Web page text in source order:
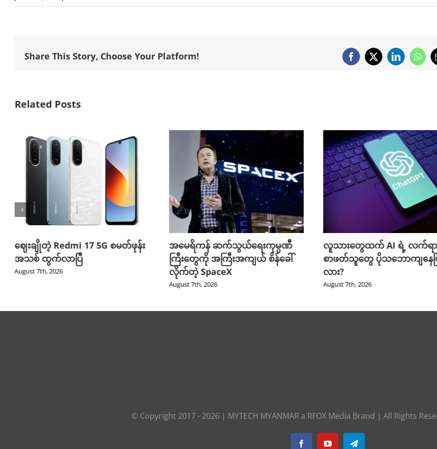
Share This Story, Choose Your Platform! Facebook
X LinkedIn
Related Posts
ဈေးချိုတဲ့ Redmi 17 5G စမတ်ဖုန်း
အသစ် ထွက်လာပြီ
August 7th, 2026
အမေရိကန် ဆက်သွယ်ရေးကုမ္ပဏီ
ကြီးတွေကို အကြီးအကျယ် စိန်ခေါ်
လိုက်တဲ့ SpaceX
August 7th, 2026
လူသားတွေထက် AI ရဲ့ လက်ရ
စာဖတ်သူတွေ ပိုသဘောကျနေပ
လား?
August 7th, 2026
© Copyright 2017 - 2026| MYTECH MYANMARa RFOX Media Brand | All Rights
FacebookYouTubeTelegram